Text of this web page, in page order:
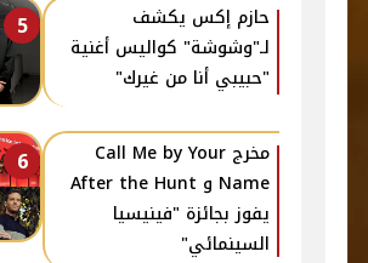
5
حازم إكس يكشف
لـ"وشوشة" كواليس أغنية
"حبيبي أنا من غيرك"
6
مخرج Call Me by Your
Name و After the Hunt
يفوز بجائزة "فينيسيا
السينمائي"